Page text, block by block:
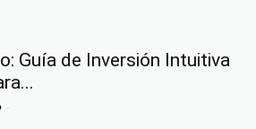
Guía de Inversión Intuitiva
-